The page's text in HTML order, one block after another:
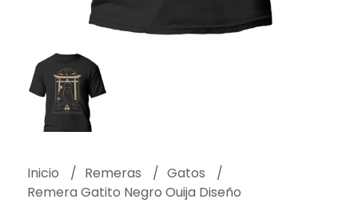
Inicio Remeras
Gatos
Remera Gatito Negro Ouija Diseño